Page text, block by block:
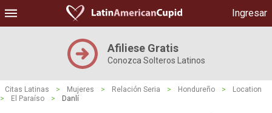
Ingresar
Afiliese Gratis
Conozca Solteros Latinos
Citas Latinas > Mujeres > Relación Seria > Hondureño >
Location
>
El Paraíso > Danlí